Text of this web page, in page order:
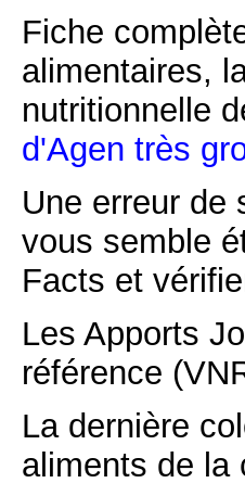
Fiche
alimentaires,
nutritionnelle
d'Agen très
Une erreur de
vous semble
Facts et
Les Apports
référence
La dernière
aliments de la